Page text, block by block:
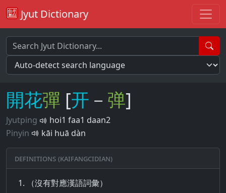
Jyut Dictionary
開花彈 [开 － 弹]
Jyutping
hoi1 faa1 daan2
Pinyin
kāi huā dàn
Definitions (Kaifangcidian)
（沒有對應漢語詞彙）